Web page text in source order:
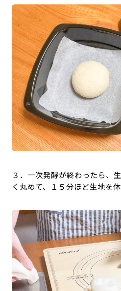
３．一次発酵が終わったら、
く丸めて、１５分ほど生地を休